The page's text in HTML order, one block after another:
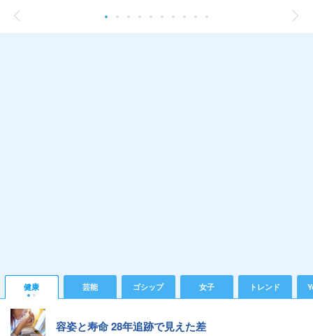
健康 芸能 ゴシップ 女子 トレンド
容姿と寿命 28年追跡で見えた差